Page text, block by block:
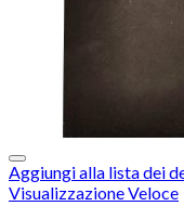
Aggiungi alla lista dei
Visualizzazione Veloce